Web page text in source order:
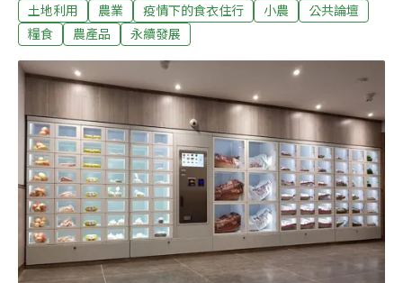
下一波影響台灣國家安全的重要因子。我們尤其需要的思
維是：疫情對於農業或食物的發展來說，絕非是短期性、
續性的」。這也是為什麼在歐盟、美國、日本等國家，已
經開始針對「後疫情時期」（Post-coronavirus era）下的
農業發展進行各種策略的擬定，因為在這種持續性的影響
之下，我們所需要面對的是既有生產體系、貿易體系，以
及消費行為的總體轉變。更直白來說，武漢肺炎後的時
代，終結的是過去數十年全球農業的政經發展情境。倘若
我們進一步回顧「International Food Policy Research
Institute（IFPRI）」、「Inte
土地利用 農業 疫情下的食衣住行 小農
公共論壇
糧食
農產品 永續發展